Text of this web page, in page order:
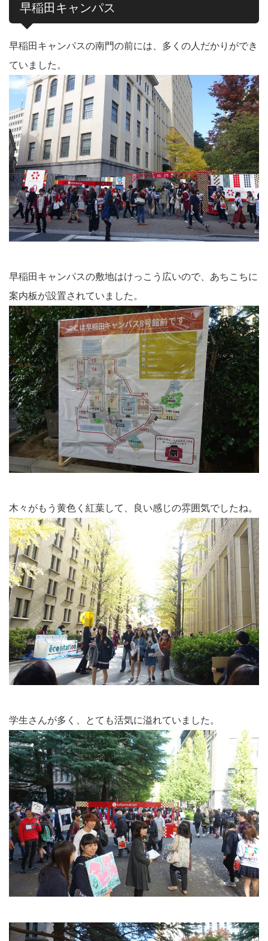
早稲田キャンパス
早稲田キャンパスの南門の前には、多くの人だかりができ
ていました。
早稲田キャンパスの敷地はけっこう広いので、あちこちに
案内板が設置されていました。
木々がもう黄色く紅葉して、良い感じの雰囲気でしたね。
学生さんが多く、とても活気に溢れていました。